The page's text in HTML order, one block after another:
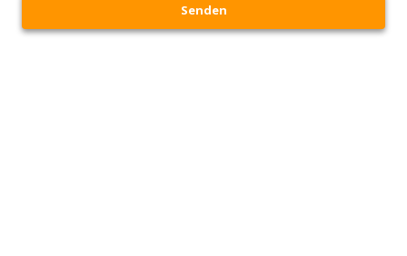
Senden